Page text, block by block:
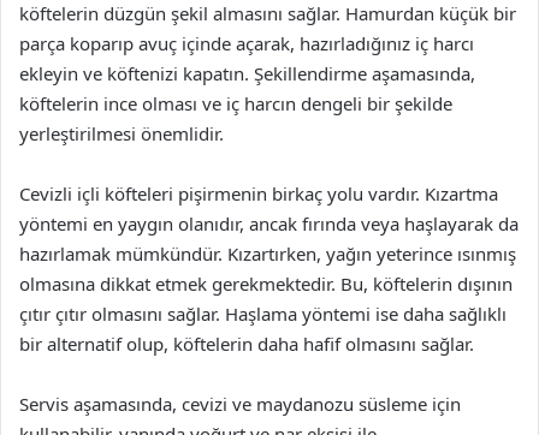
köftelerin düzgün şekil almasını sağlar. Hamurdan küçük bir
parça koparıp avuç içinde açarak, hazırladığınız iç harcı
ekleyin ve köftenizi kapatın. Şekillendirme aşamasında,
köftelerin ince olması ve iç harcın dengeli bir şekilde
yerleştirilmesi önemlidir.
Cevizli içli köfteleri pişirmenin birkaç yolu vardır. Kızartma
yöntemi en yaygın olanıdır, ancak fırında veya haşlayarak da
hazırlamak mümkündür. Kızartırken, yağın yeterince ısınmış
olmasına dikkat etmek gerekmektedir. Bu, köftelerin dışının
çıtır çıtır olmasını sağlar. Haşlama yöntemi ise daha sağlıklı
bir alternatif olup, köftelerin daha hafif olmasını sağlar.
Servis aşamasında, cevizi ve maydanozu süsleme için